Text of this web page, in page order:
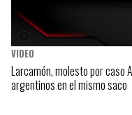
VIDEO
Larcamón, molesto por caso
argentinos en el mismo saco